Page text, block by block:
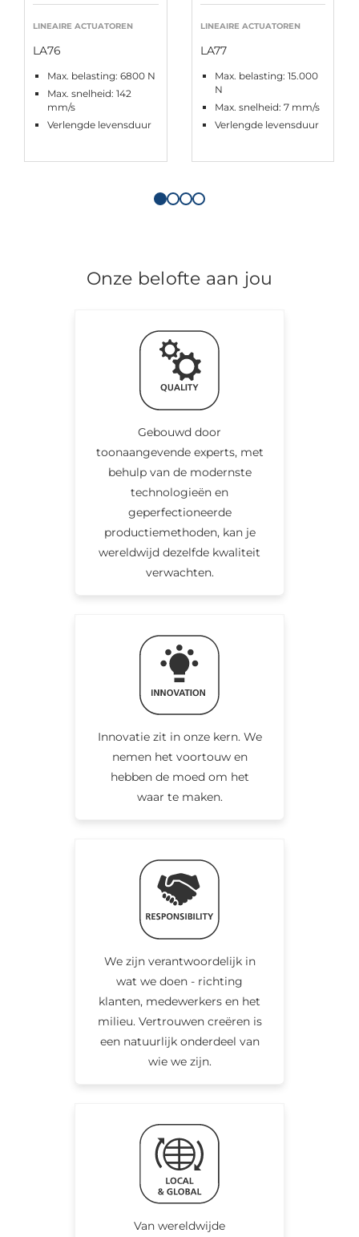
LINEAIRE ACTUATOREN
LA76
Max. belasting: 6800 N
Max. snelheid: 142
mm/s
Verlengde levensduur
LINEAIRE ACTUATOREN
LA77
Max. belasting: 15.000
N
Max. snelheid: 7 mm/s
Verlengde levensduur
Onze belofte aan jou
Gebouwd door
toonaangevende experts, met
behulp van de modernste
technologieën en
geperfectioneerde
productiemethoden, kan je
wereldwijd dezelfde kwaliteit
verwachten.
Innovatie zit in onze kern. We
nemen het voortouw en
hebben de moed om het
waar te maken.
We zijn verantwoordelijk in
wat we doen - richting
klanten, medewerkers en het
milieu. Vertrouwen creëren is
een natuurlijk onderdeel van
wie we zijn.
Van wereldwijde